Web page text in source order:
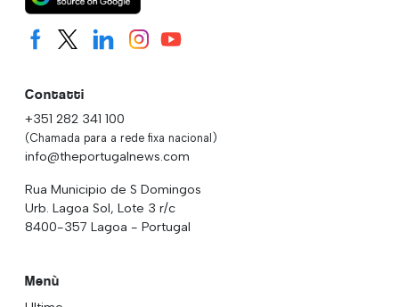
Contatti
+351 282 341 100
(Chamada para a rede fixa nacional)
info@theportugalnews.com
Rua Municipio de S Domingos
Urb. Lagoa Sol, Lote 3 r/c
8400-357 Lagoa - Portugal
Menù